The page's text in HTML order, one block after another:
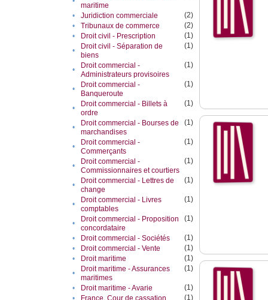
maritime
• Juridiction commerciale
(2)
•
Tribunaux de commerce
(2)
•
Droit civil - Prescription
(1)
•
Droit civil - Séparation de
biens
(1)
•
Droit commercial -
Administrateurs provisoires
(1)
•
Droit commercial -
Banqueroute
(1)
•
Droit commercial - Billets à
ordre
(1)
•
Droit commercial - Bourses de
marchandises
(1)
•
Droit commercial -
Commerçants
(1)
•
Droit commercial -
Commissionnaires et courtiers
(1)
•
Droit commercial - Lettres de
change
(1)
•
Droit commercial - Livres
comptables
(1)
•
Droit commercial - Proposition
concordataire
(1)
• Droit commercial - Sociétés
(1)
•
Droit commercial - Vente
(1)
•
Droit maritime
(1)
•
Droit maritime - Assurances
maritimes
(1)
• Droit maritime - Avarie
(1)
(1)